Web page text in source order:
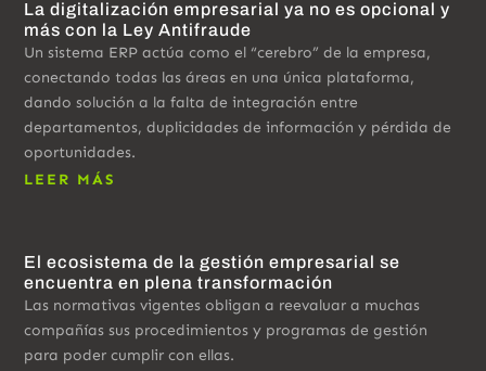
La digitalización empresarial ya no es opcional y
más con la Ley Antifraude
Un sistema ERP actúa como el “cerebro” de la empresa,
conectando todas las áreas en una única plataforma,
dando solución a la falta de integración entre
departamentos, duplicidades de información y pérdida de
oportunidades.
LEER MÁS
El ecosistema de la gestión empresarial se
encuentra en plena transformación
Las normativas vigentes obligan a reevaluar a muchas
compañías sus procedimientos y programas de gestión
para poder cumplir con ellas.